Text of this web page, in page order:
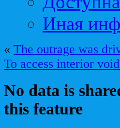
Иная
« The outrage was
To access interior
No data is
this feature